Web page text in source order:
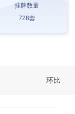
挂牌数量
728套
环比